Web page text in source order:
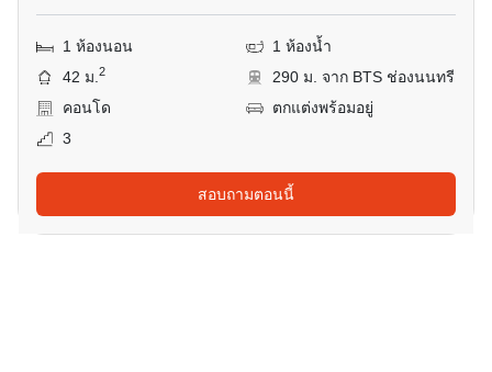
1 ห้องนอน
1 ห้องน้ำ
42 ม.2
290 ม. จาก BTS ช่องนนทรี
คอนโด
ตกแต่งพร้อมอยู่
3
สอบถามตอนนี้